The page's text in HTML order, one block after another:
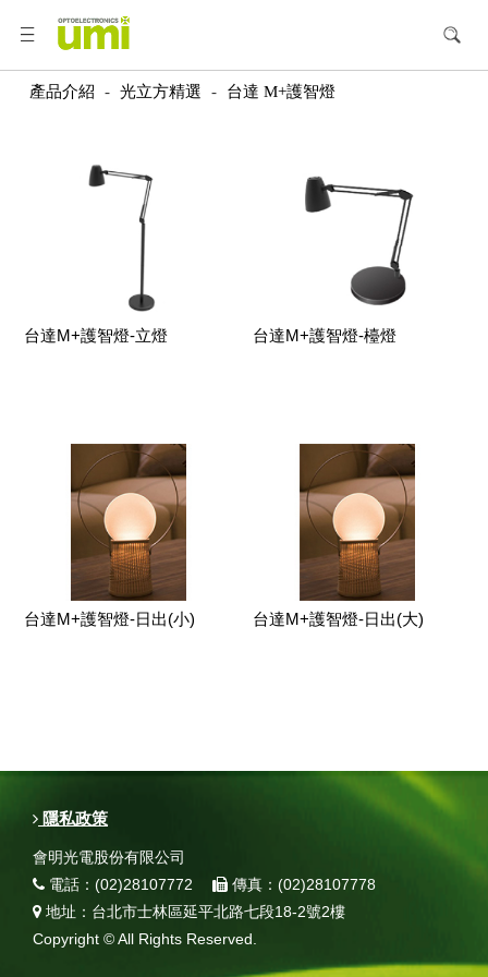
產品介紹 - 光立方精選 - 台達 M+護智燈
台達M+護智燈-立燈 台達M+護智燈-檯燈
台達M+護智燈-日出(小) 台達M+護智燈-日出(大)
隱私政策
會明光電股份有限公司
電話：(02)28107772
傳真：(02)28107778
地址：台北市士林區延平北路七段18-2號2樓
Copyright © All Rights Reserved.